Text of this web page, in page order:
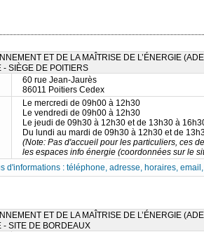
ET DE LA MAÎTRISE DE L’ÉNERGIE
- SIÈGE DE POITIERS
60 rue Jean-Jaurès
86011 Poitiers Cedex
Le mercredi de 09h00 à 12h30
Le vendredi de 09h00 à 12h30
Le jeudi de 09h30 à 12h30 et de 13h30 à
Du lundi au mardi de 09h30 à 12h30 et de
(Note: Pas d'accueil pour les particuliers, ces
les espaces info énergie (coordonnées sur le
d'informations : téléphone, adresse, horaires,
ET DE LA MAÎTRISE DE L’ÉNERGIE
- SITE DE BORDEAUX